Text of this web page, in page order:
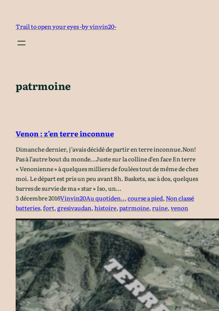
contenu
Trail to open your eyes -by vinvin20-
patrmoine
Venon : z’en terre inconnue
Dimanche dernier, j’avais décidé de partir en terre inconnue.Non!
Pas à l’autre bout du monde…Juste sur la colline d’en face En terre
« Venonienne » à quelques milliers de foulées tout de même de chez
moi. Le départ est pris un peu avant 8h. Baskets, sac à dos, quelques
barres de survie de ma « star » Iso, un…
3 décembre 2016Vinvin20Au quotiden.., course a pied, Non classé
batteries, fort, gresivaudan, histoire, patrmoine, ruine, venon